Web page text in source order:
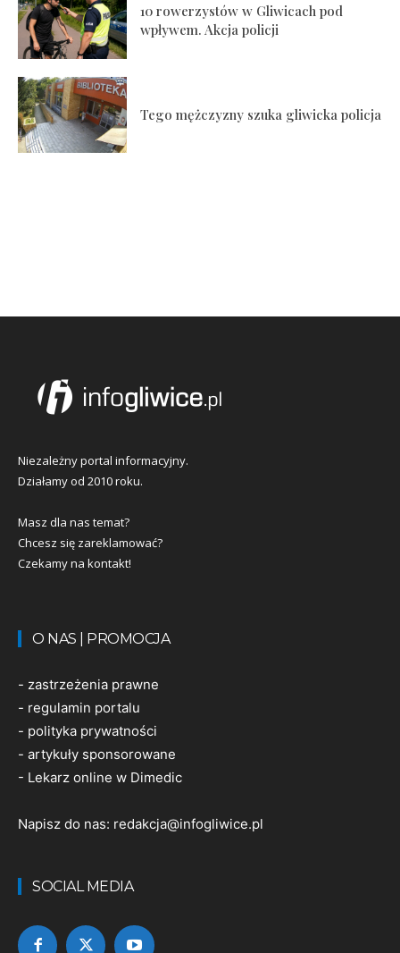
10 rowerzystów w Gliwicach pod
wpływem. Akcja policji
Tego mężczyzny szuka gliwicka policja
Niezależny portal informacyjny.
Działamy od 2010 roku.
Masz dla nas temat?
Chcesz się zareklamować?
Czekamy na kontakt!
O NAS | PROMOCJA
- zastrzeżenia prawne
- regulamin portalu
- polityka prywatności
- artykuły sponsorowane
- Lekarz online w Dimedic
Napisz do nas: redakcja@infogliwice.pl
SOCIAL MEDIA